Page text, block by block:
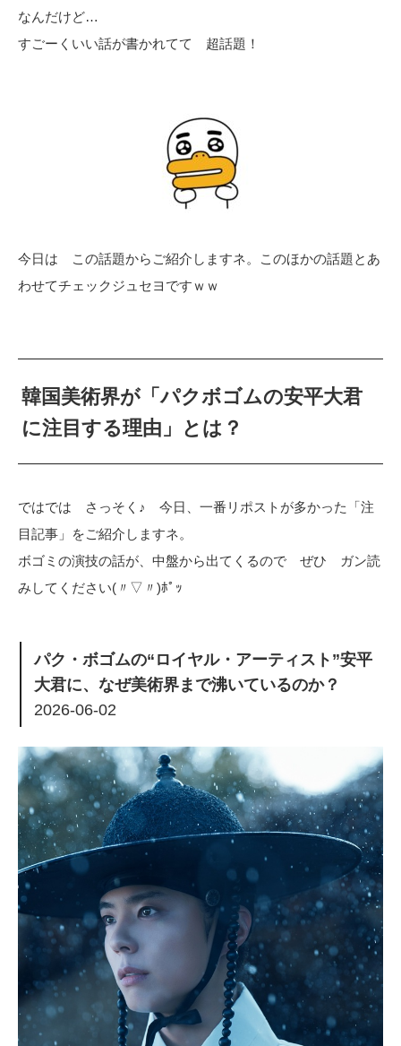
なんだけど…
すごーくいい話が書かれてて 超話題！
今日は この話題からご紹介しますネ。このほかの話題とあ
わせてチェックジュセヨですｗｗ
韓国美術界が「パクボゴムの安平大君
に注目する理由」とは？
ではでは さっそく♪ 今日、一番リポストが多かった「注
目記事」をご紹介しますネ。
ボゴミの演技の話が、中盤から出てくるので ぜひ ガン読
みしてください(〃▽〃)ﾎﾟｯ
パク・ボゴムの“ロイヤル・アーティスト”安平
大君に、なぜ美術界まで沸いているのか？
2026-06-02